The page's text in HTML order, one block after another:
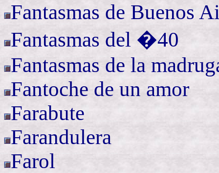
Fantasmas de Buenos
Fantasmas del �40
Fantasmas de la
Fantoche de un amor
Farabute
Farandulera
Farol